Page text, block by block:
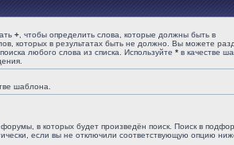
+ , чтобы определить слова, которые должны быть в
которых в результатах быть не должно. Вы можете
любого слова из списка. Используйте * в качестве
шаблона.
в которых будет произведён поиск. Поиск в
если вы не отключили соответствующую опцию